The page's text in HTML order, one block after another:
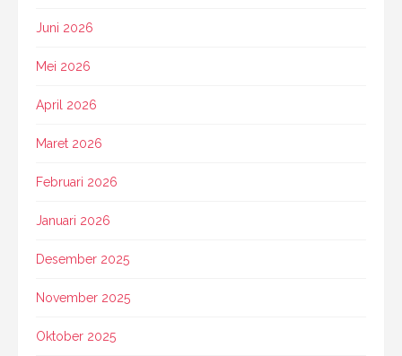
Juni 2026
Mei 2026
April 2026
Maret 2026
Februari 2026
Januari 2026
Desember 2025
November 2025
Oktober 2025